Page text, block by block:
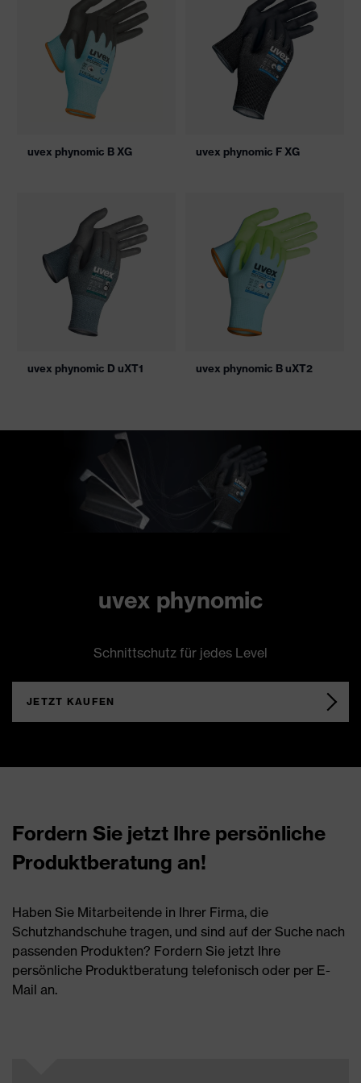
uvex phynomic B XG uvex phynomic F XG
uvex phynomic D uXT1 uvex phynomic B uXT2
uvex phynomic
Schnittschutz für jedes Level
JETZT KAUFEN
Fordern Sie jetzt Ihre persönliche
Produktberatung an!
Haben Sie Mitarbeitende in Ihrer Firma, die
Schutzhandschuhe tragen, und sind auf der Suche nach
passenden Produkten? Fordern Sie jetzt Ihre
persönliche Produktberatung telefonisch oder per E-
Mail an.